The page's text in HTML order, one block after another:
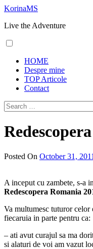
Skip
content
KorinaMS
Live the Adventure
Menu
HOME
Despre mine
TOP Articole
Contact
Search
for:
Posted On October 31, 2011
A inceput cu zambete, s-a
Redescopera Romania
Va multumesc tuturor celor
fiecaruia in parte pentru ca:
– ati avut curajul sa ma
si alaturi de voi am vazut